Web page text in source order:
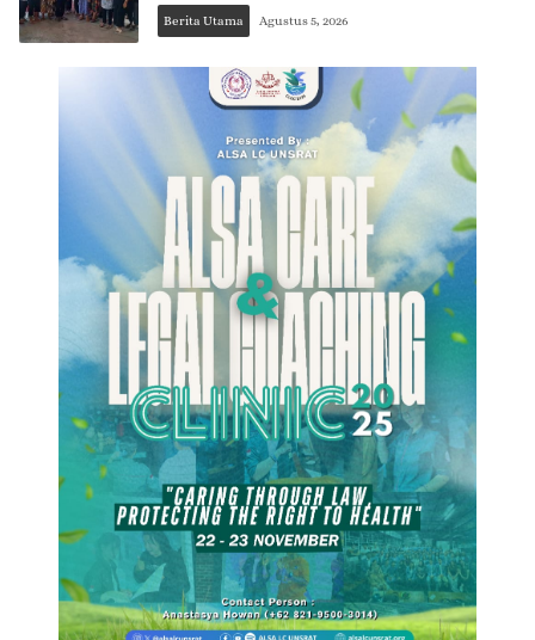
Berita Utama Agustus 5, 2026